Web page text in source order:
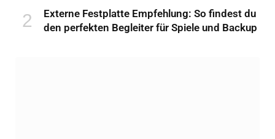
Externe Festplatte Empfehlung: So findest du
den perfekten Begleiter für Spiele und Backup